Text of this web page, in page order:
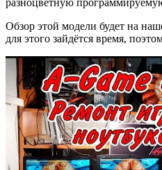
разноцветную
Обзор этой модели будет на
для этого зайдётся время,